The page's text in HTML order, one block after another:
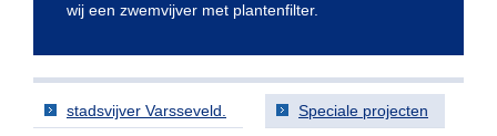
wij een zwemvijver met plantenfilter.
stadsvijver Varsseveld. Speciale projecten